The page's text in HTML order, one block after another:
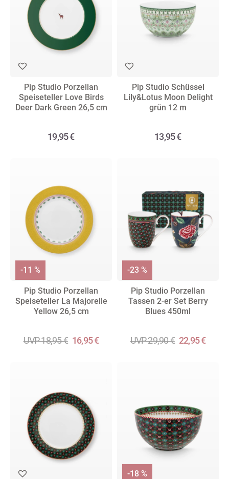
Pip Studio Porzellan
Speiseteller Love Birds
Deer Dark Green 26,5 cm
19,95 €
Pip Studio Schüssel
Lily&Lotus Moon Delight
grün 12 m
13,95 €
Pip Studio Porzellan
Speiseteller La Majorelle
Yellow 26,5 cm
UVP 18,95 € 16,95 €
-11 %
Pip Studio Porzellan
Tassen 2-er Set Berry
Blues 450ml
UVP 29,90 € 22,95 €
-23 %
-18 %